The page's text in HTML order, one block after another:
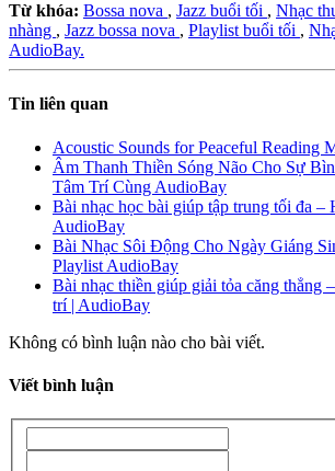
Từ khóa: Bossa nova , Jazz buổi tối , Nhạc
nhàng , Jazz bossa nova , Playlist buổi tối ,
AudioBay.
Tin liên quan
Acoustic Sounds for Peaceful Reading
Âm Thanh Thiền Sóng Não Cho Sự
Tâm Trí Cùng AudioBay
Bài nhạc học bài giúp tập trung tối đa –
AudioBay
Bài Nhạc Sôi Động Cho Ngày Giáng
Playlist AudioBay
Bài nhạc thiền giúp giải tỏa căng thẳng
trí | AudioBay
Không có bình luận nào cho bài viết.
Viết bình luận